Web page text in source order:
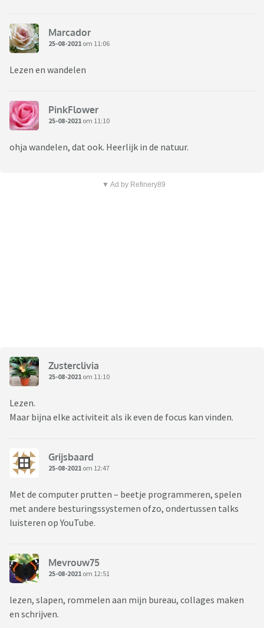
Marcador
25-08-2021 om 11:06
Lezen en wandelen
PinkFlower
25-08-2021 om 11:10
ohja wandelen, dat ook. Heerlijk in de natuur.
▼ Ad by Refinery89
Zusterclivia
25-08-2021 om 11:10
Lezen.
Maar bijna elke activiteit als ik even de focus kan vinden.
Grijsbaard
25-08-2021 om 12:47
Met de computer prutten – beetje programmeren, spelen
met andere besturingssystemen ofzo, ondertussen talks
luisteren op YouTube.
Mevrouw75
25-08-2021 om 12:51
lezen, slapen, rommelen aan mijn bureau, collages maken
en schrijven.